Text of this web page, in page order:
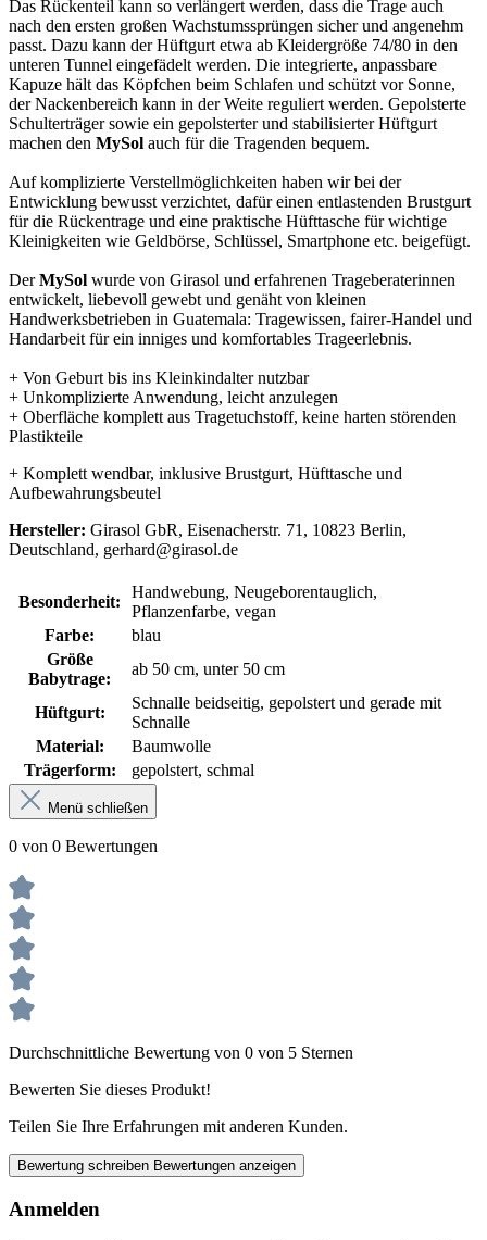
Das Rückenteil kann so verlängert werden, dass die Trage auch
nach den ersten großen Wachstumssprüngen sicher und angenehm
passt. Dazu kann der Hüftgurt etwa ab Kleidergröße 74/80 in den
unteren Tunnel eingefädelt werden. Die integrierte, anpassbare
Kapuze hält das Köpfchen beim Schlafen und schützt vor Sonne,
der Nackenbereich kann in der Weite reguliert werden. Gepolsterte
Schulterträger sowie ein gepolsterter und stabilisierter Hüftgurt
machen den MySol auch für die Tragenden bequem.
Auf komplizierte Verstellmöglichkeiten haben wir bei der
Entwicklung bewusst verzichtet, dafür einen entlastenden Brustgurt
für die Rückentrage und eine praktische Hüfttasche für wichtige
Kleinigkeiten wie Geldbörse, Schlüssel, Smartphone etc. beigefügt.
DerMySol wurde von Girasol und erfahrenen Trageberaterinnen
entwickelt, liebevoll gewebt und genäht von kleinen
Handwerksbetrieben in Guatemala: Tragewissen, fairer-Handel und
Handarbeit für ein inniges und komfortables Trageerlebnis.
+ Von Geburt bis ins Kleinkindalter nutzbar
+ Unkomplizierte Anwendung, leicht anzulegen
+ Oberfläche komplett aus Tragetuchstoff, keine harten störenden
Plastikteile
+ Komplett wendbar, inklusive Brustgurt, Hüfttasche und
Aufbewahrungsbeutel
Hersteller: Girasol GbR, Eisenacherstr. 71, 10823 Berlin,
Deutschland, gerhard@girasol.de
Besonderheit:
Handwebung, Neugeborentauglich,
Pflanzenfarbe, vegan
Farbe:
blau
Größe
Babytrage:
ab 50 cm, unter 50 cm
Hüftgurt:
Schnalle beidseitig, gepolstert und gerade mit
Schnalle
Material:
Baumwolle
Trägerform:
gepolstert, schmal
Menü schließen
0 von 0 Bewertungen
Durchschnittliche Bewertung von 0 von 5 Sternen
Bewerten Sie dieses Produkt!
Teilen Sie Ihre Erfahrungen mit anderen Kunden.
Bewertung schreiben Bewertungen anzeigen
Anmelden